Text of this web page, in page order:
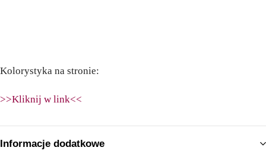
Kolorystyka na stronie:
>>Kliknij w link<<
Informacje dodatkowe